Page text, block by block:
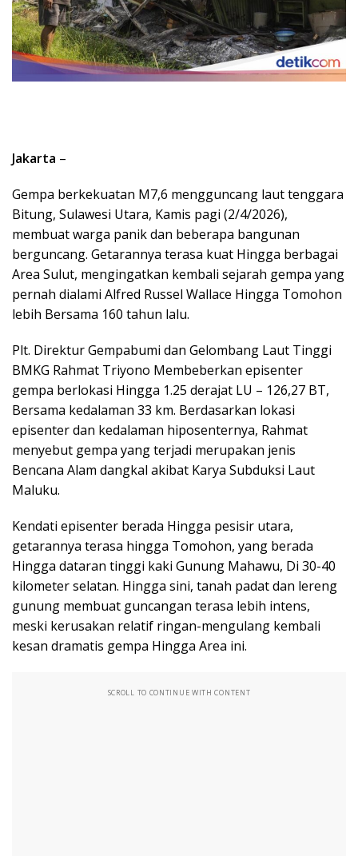
Jakarta –
Gempa berkekuatan M7,6 mengguncang laut tenggara
Bitung, Sulawesi Utara, Kamis pagi (2/4/2026),
membuat warga panik dan beberapa bangunan
berguncang. Getarannya terasa kuat Hingga berbagai
Area Sulut, mengingatkan kembali sejarah gempa yang
pernah dialami Alfred Russel Wallace Hingga Tomohon
lebih Bersama 160 tahun lalu.
Plt. Direktur Gempabumi dan Gelombang Laut Tinggi
BMKG Rahmat Triyono Membeberkan episenter
gempa berlokasi Hingga 1.25 derajat LU – 126,27 BT,
Bersama kedalaman 33 km. Berdasarkan lokasi
episenter dan kedalaman hiposenternya, Rahmat
menyebut gempa yang terjadi merupakan jenis
Bencana Alam dangkal akibat Karya Subduksi Laut
Maluku.
Kendati episenter berada Hingga pesisir utara,
getarannya terasa hingga Tomohon, yang berada
Hingga dataran tinggi kaki Gunung Mahawu, Di 30-40
kilometer selatan. Hingga sini, tanah padat dan lereng
gunung membuat guncangan terasa lebih intens,
meski kerusakan relatif ringan-mengulang kembali
kesan dramatis gempa Hingga Area ini.
SCROLL TO CONTINUE WITH CONTENT